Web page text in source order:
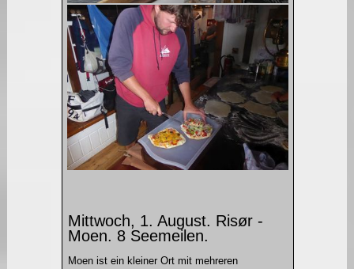
Mittwoch, 1. August. Risør -
Moen. 8 Seemeilen.
Moen ist ein kleiner Ort mit mehreren